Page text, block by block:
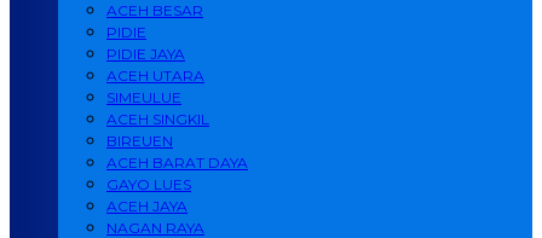
ACEH BESAR
PIDIE
PIDIE JAYA
ACEH UTARA
SIMEULUE
ACEH SINGKIL
BIREUEN
ACEH BARAT DAYA
GAYO LUES
ACEH JAYA
NAGAN RAYA